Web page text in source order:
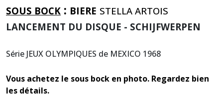
SOUS BOCK : BIERE STELLA ARTOIS
LANCEMENT DU DISQUE - SCHIJFWERPEN
Série JEUX OLYMPIQUES de MEXICO 1968
Vous achetez le sous bock en photo. Regardez bien
les détails.